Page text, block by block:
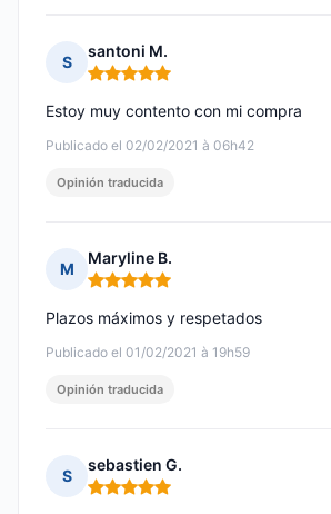
S
santoni M.
Nota: 5 de 5
Publicado el 02/02/2021 à 06h42
Estoy muy contento con mi compra
Opinión traducida
M
Maryline B.
Nota: 5 de 5
Publicado el 01/02/2021 à 19h59
Plazos máximos y respetados
Opinión traducida
S
sebastien G.
Nota: 5 de 5